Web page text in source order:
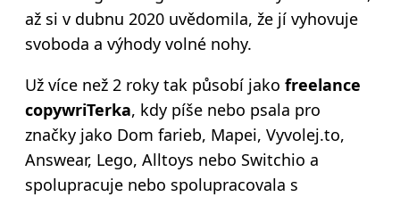
až si v dubnu 2020 uvědomila, že jí vyhovuje
svoboda a výhody volné nohy.
Už více než 2 roky tak působí jako freelance
copywriTerka, kdy píše nebo psala pro
značky jako Dom farieb, Mapei, Vyvolej.to,
Answear, Lego, Alltoys nebo Switchio a
spolupracuje nebo spolupracovala s